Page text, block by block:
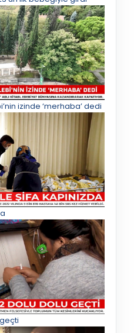
izinde ‘merhaba’ dedi